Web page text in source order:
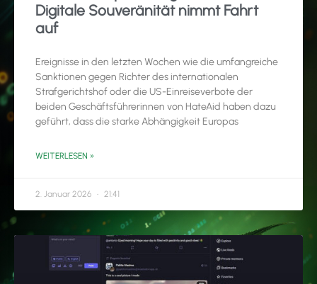
Digitale Souveränität nimmt Fahrt
auf
Ereignisse in den letzten Wochen wie die umfangreiche
Sanktionen gegen Richter des internationalen
Strafgerichtshof oder die US-Einreiseverbote der
beiden Geschäftsführerinnen von HateAid haben dazu
geführt, dass die starke Abhängigkeit Europas
WEITERLESEN »
2. Januar 2026 21:41